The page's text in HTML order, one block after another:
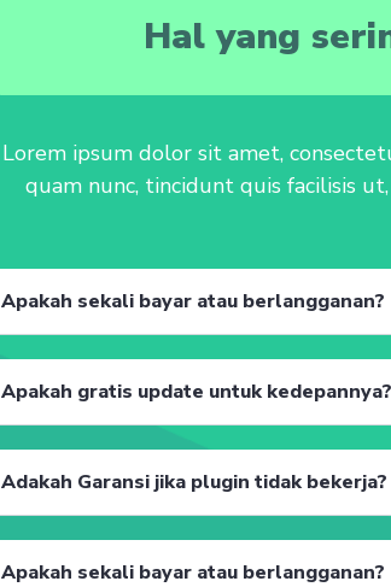
Hal yang
Lorem ipsum dolor sit amet,
quam nunc, tincidunt quis facilisis
Apakah sekali bayar atau berlangganan?
Apakah gratis update untuk kedepannya?
Adakah Garansi jika plugin tidak bekerja?
Apakah sekali bayar atau berlangganan?